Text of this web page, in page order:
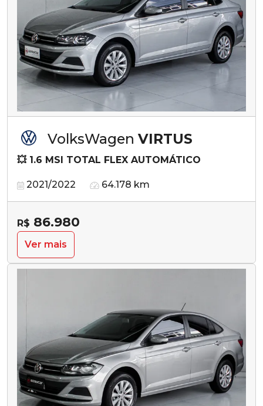
VolksWagen VIRTUS
💥 1.6 MSI TOTAL FLEX AUTOMÁTICO
2021/2022 64.178 km
R$ 86.980
Ver mais